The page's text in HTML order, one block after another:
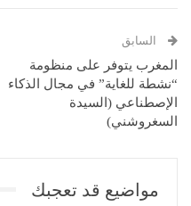
السابق
المغرب يتوفر على منظومة
“نشطة للغاية” في مجال الذكاء
الإصطناعي (السيدة
السغروشني)
مواضيع قد تعجبك